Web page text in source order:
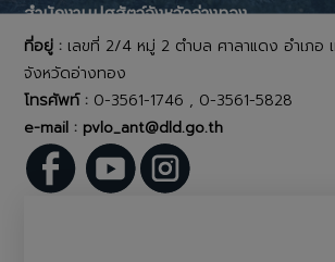
สำนักงานปศุสัตว์จังหวัดอ่างทอง
ที่อยู่ : เลขที่ 2/4 หมู่ 2 ตำบล ศาลาแดง อำเภอ
จังหวัดอ่างทอง
โทรศัพท์ : 0-3561-1746 , 0-3561-5828
e-mail : pvlo_ant@dld.go.th